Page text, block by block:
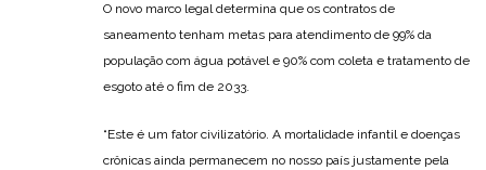
O novo marco legal determina que os contratos de
saneamento tenham metas para atendimento de 99% da
população com água potável e 90% com coleta e tratamento de
esgoto até o fim de 2033.
“Este é um fator civilizatório. A mortalidade infantil e doenças
crônicas ainda permanecem no nosso país justamente pela